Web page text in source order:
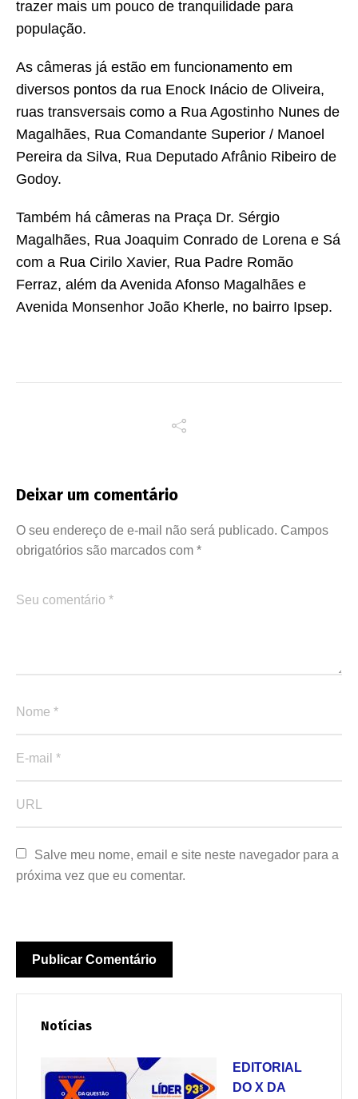
trazer mais um pouco de tranquilidade para
população.
As câmeras já estão em funcionamento em
diversos pontos da rua Enock Inácio de Oliveira,
ruas transversais como a Rua Agostinho Nunes de
Magalhães, Rua Comandante Superior / Manoel
Pereira da Silva, Rua Deputado Afrânio Ribeiro de
Godoy.
Também há câmeras na Praça Dr. Sérgio
Magalhães, Rua Joaquim Conrado de Lorena e Sá
com a Rua Cirilo Xavier, Rua Padre Romão
Ferraz, além da Avenida Afonso Magalhães e
Avenida Monsenhor João Kherle, no bairro Ipsep.
Deixar um comentário
O seu endereço de e-mail não será publicado. Campos
obrigatórios são marcados com *
Salve meu nome, email e site neste navegador para a
próxima vez que eu comentar.
Notícias
EDITORIAL
DO X DA